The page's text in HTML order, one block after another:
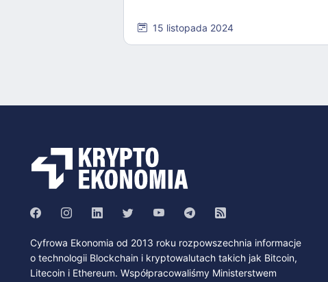
15 listopada 2024
Cyfrowa Ekonomia od 2013 roku rozpowszechnia informacje
o technologii Blockchain i kryptowalutach takich jak Bitcoin,
Litecoin i Ethereum. Współpracowaliśmy Ministerstwem